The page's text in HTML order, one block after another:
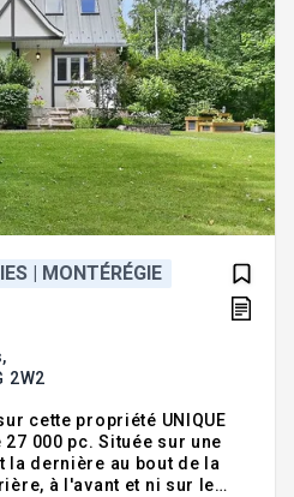
| MONTÉRÉGIE
2W2
cette propriété UNIQUE
000 pc. Située sur une
la dernière au bout de la
à l'avant et ni sur le